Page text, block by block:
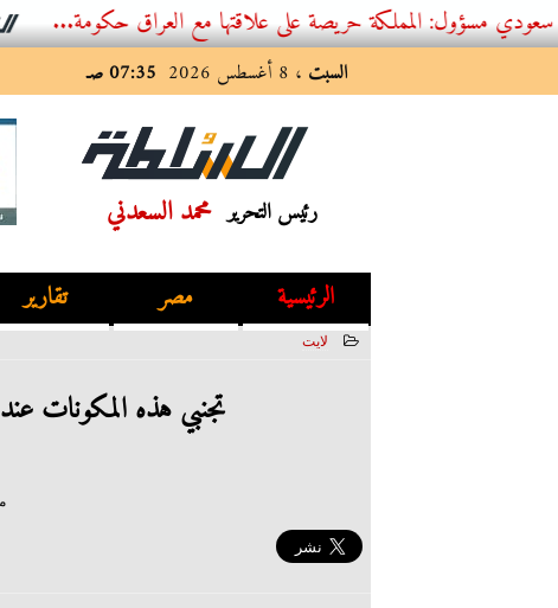
المملكة حريصة على علاقتها مع العراق حكومة...
السبت ، 8 أغسطس 2026 07:35 صـ
رئيس التحرير محمد السعدني
الرئيسية مصر تقارير
لايت
تجنبي هذه المكونات